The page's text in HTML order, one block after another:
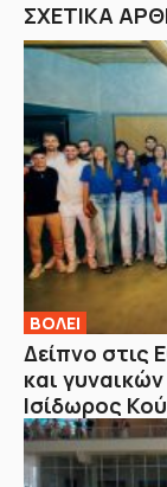
ΣΧΕΤΙΚΑ
ΒOΛΕΙ
Δείπνο στις
και
Ισίδωρος